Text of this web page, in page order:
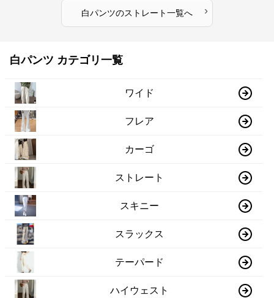
白パンツのストレート一覧へ ›
白パンツ カテゴリ一覧
ワイド
フレア
カーゴ
ストレート
スキニー
スラックス
テーパード
ハイウェスト